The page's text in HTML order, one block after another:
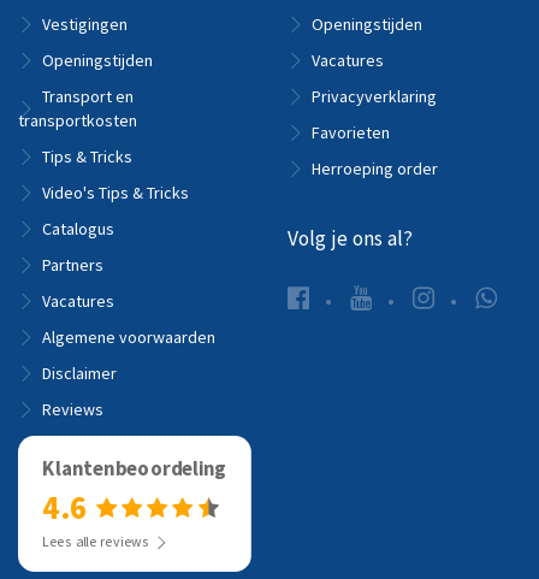
Vestigingen
Openingstijden
Transport en
transportkosten
Tips & Tricks
Video's Tips & Tricks
Catalogus
Partners
Vacatures
Algemene voorwaarden
Disclaimer
Reviews
Openingstijden
Vacatures
Privacyverklaring
Favorieten
Herroeping order
Volg je ons al?
Klantenbeoordeling
4.6
Lees alle reviews